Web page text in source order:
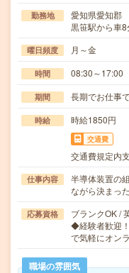
勤務地
愛知県愛知郡
黒笹駅から車8
曜日頻度 月～金
時間 08:30～17:00
期間 長期でお仕事
時給 時給1850円
交通費
交通費規定内
仕事内容
半導体装置の
ながら決まっ
応募資格
ブランクOK /
◆経験者歓迎
で気軽にオン
職場の雰囲気